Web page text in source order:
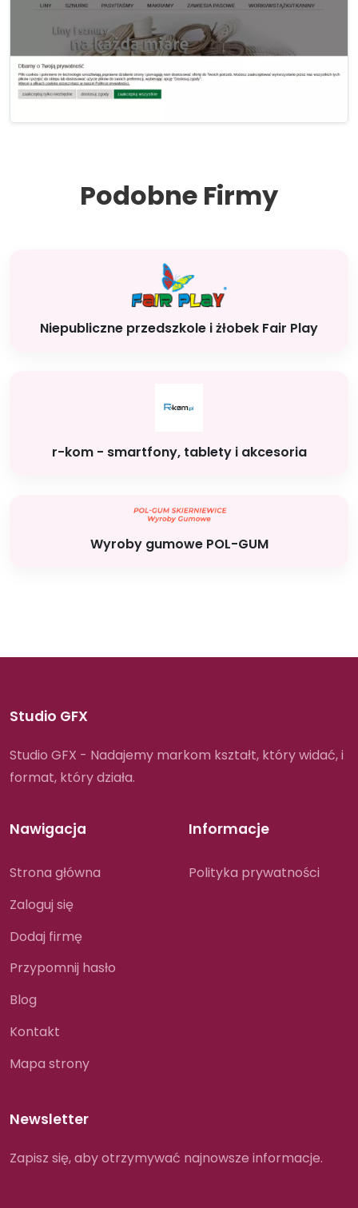
Podobne Firmy
Niepubliczne przedszkole i żłobek Fair Play
r-kom - smartfony, tablety i akcesoria
Wyroby gumowe POL-GUM
Studio GFX
Studio GFX - Nadajemy markom kształt, który widać, i
format, który działa.
Nawigacja
Strona główna
Zaloguj się
Dodaj firmę
Przypomnij hasło
Blog
Kontakt
Mapa strony
Informacje
Polityka prywatności
Newsletter
Zapisz się, aby otrzymywać najnowsze informacje.